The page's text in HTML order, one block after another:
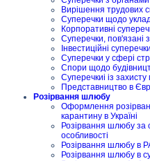
Вирішення трудових
Суперечки щодо
Корпоративні
Суперечки, пов'язані
Інвестиційні суперечки
Суперечки у сфері
Спори щодо
Суперечкиі із
Представництво в
Розірвання шлюбу
Оформлення
карантину в Україні
Розірвання шлюбу за
особливості
Розірвання шлюбу в
Розірвання шлюбу в